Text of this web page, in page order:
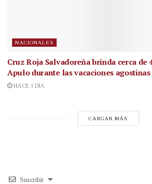
NACIONALES
Cruz Roja Salvadoreña brinda cerca de
Apulo durante las vacaciones agostinas
HACE 1 DÍA
CARGAR MÁS
Suscribir